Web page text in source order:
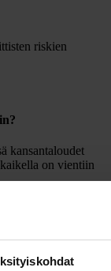
riskien
kansantaloudet
on vientiin
Finnverasta